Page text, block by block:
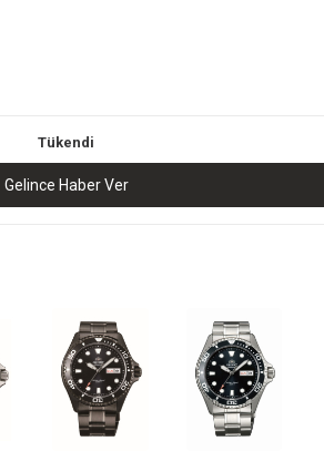
Tükendi
Gelince Haber Ver